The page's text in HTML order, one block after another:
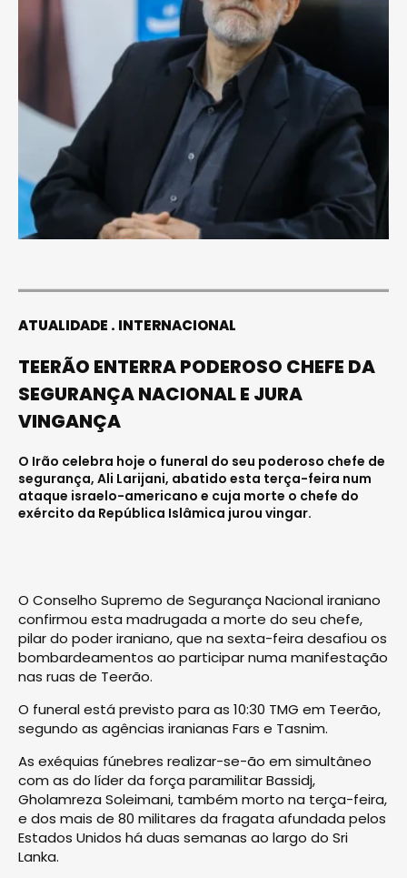
ATUALIDADE INTERNACIONAL
TEERÃO ENTERRA PODEROSO CHEFE DA
SEGURANÇA NACIONAL E JURA
VINGANÇA
O Irão celebra hoje o funeral do seu poderoso chefe de
segurança, Ali Larijani, abatido esta terça-feira num
ataque israelo-americano e cuja morte o chefe do
exército da República Islâmica jurou vingar.
O Conselho Supremo de Segurança Nacional iraniano
confirmou esta madrugada a morte do seu chefe,
pilar do poder iraniano, que na sexta-feira desafiou os
bombardeamentos ao participar numa manifestação
nas ruas de Teerão.
O funeral está previsto para as 10:30 TMG em Teerão,
segundo as agências iranianas Fars e Tasnim.
As exéquias fúnebres realizar-se-ão em simultâneo
com as do líder da força paramilitar Bassidj,
Gholamreza Soleimani, também morto na terça-feira,
e dos mais de 80 militares da fragata afundada pelos
Estados Unidos há duas semanas ao largo do Sri
Lanka.